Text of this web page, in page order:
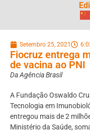
Setembro 25, 2021
Fiocruz entrega
de vacina ao PNI
Da Agência Brasil
A Fundação Oswaldo
Tecnologia em
entregou mais de 2
Ministério da Saúde,